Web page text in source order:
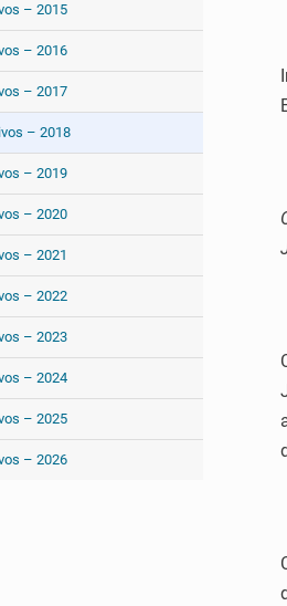
– 2015
– 2016
– 2017
– 2018
– 2019
– 2020
– 2021
– 2022
– 2023
– 2024
– 2025
– 2026